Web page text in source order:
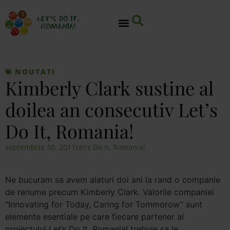
NOUTATI
Kimberly Clark sustine al
doilea an consecutiv Let’s
Do It, Romania!
septembrie 30, 2011 Let's Do It, Romania!
Ne bucuram sa avem alaturi doi ani la rand o companie
de renume precum Kimberly Clark. Valorile companiei
“Innovating for Today, Caring for Tommorow” sunt
elemente esentiale pe care fiecare partener al